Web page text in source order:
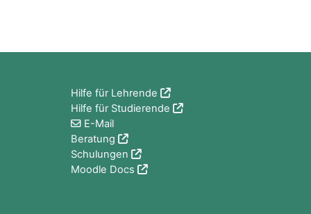
Hilfe für Lehrende
Hilfe für Studierende
E-Mail
Beratung
Schulungen
Moodle Docs